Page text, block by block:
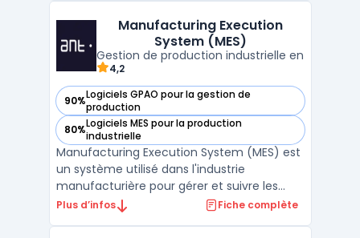
processus de développement et assurer la
traçabilité complète des ...
Manufacturing Execution
System (MES)
Gestion de production industrielle en
4,2
90%Logiciels GPAO pour la gestion de
production
— voir Manufacturing Execution System (MES) dans cette
80%Logiciels MES pour la production
industrielle
— voir Manufacturing Execution System (MES) dans cette
Manufacturing Execution System (MES) est
un système utilisé dans l'industrie
manufacturière pour gérer et suivre les
processus de production en temps réel. Il
Plus d’infos Fiche complète